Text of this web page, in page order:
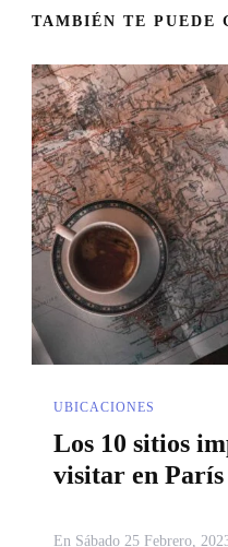
TAMBIÉN TE PUEDE
UBICACIONES
Los 10 sitios
visitar en París
En Sábado 25 Febrero,